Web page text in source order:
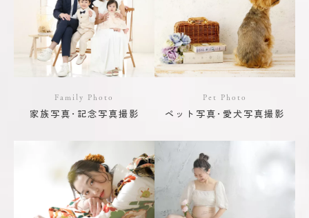
Family Photo
家族写真･記念写真撮影
Pet Photo
ペット写真･愛犬写真撮影